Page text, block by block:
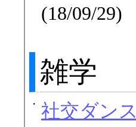
(18/09/29)
雑学
・ 社交ダン